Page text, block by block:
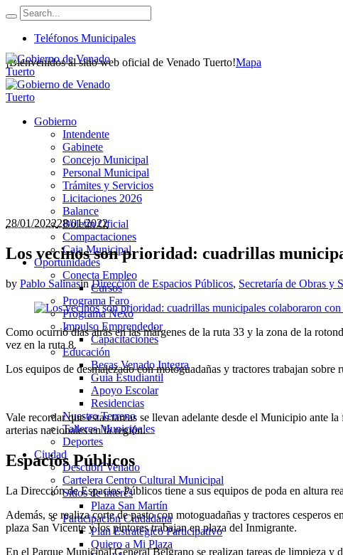
Teléfonos Municipales
¡Bienvenidos al sitio web oficial de Venado Tuerto!Mapa
Gobierno
Intendente
Gabinete
Concejo Municipal
Personal Municipal
Trámites y Servicios
Licitaciones 2026
Balance
Boletín Oficial
Compactaciones
Caja Municipal
Oportunidades
Conecta Empleo
Cursos
Programa Faro
Programa Nexo
Impulso Emprendedor
Capacitaciones
Educación
Becas Venado Integra
Guía Estudiantil
Apoyo Escolar
Residencias
Nuestro Terreno
Talleres Municipales
Deportes
Ciudad
Descubrí Venado
Cartelera Centro Cultural Municipal
Sitios de interés
Plaza San Martín
Participación Ciudadana
Plan Estratégico Participativo
Quiero a Mi Plaza
28/01/202228/01/2022
Los vecinos son prioridad: cuadrillas
by Pablo SalinasinDirección de Espacios Públicos, Secretaría de Obras y
Como ocurrió días atrás en las márgenes de la ruta 33 y la zona de la
vez en la ruta 8.
Los equipos de desmalezado con motoguadañas y tractores trabajan
Vale recordar que estas tareas se llevan adelante desde el Municipio ante
arterias nacionales en la región.
Espacios Públicos
La Dirección de Espacios Públicos tiene a sus equipos de poda en altura
Además, se realiza corte de pasto con motoguadañas y tractores
plaza San Vicente y los pintores trabajan en plaza del Inmigrante.
En el Parque Municipal General Belgrano se realizan tareas de limpieza y